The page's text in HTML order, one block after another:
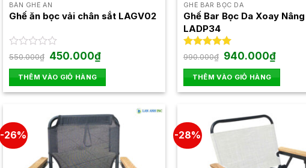
BÀN GHẾ ĂN
Ghế ăn bọc vải chân sắt LAGV02
Được
hạng
0
5
550.000₫ Giá
gốc
là:
550.000₫.
450.000₫Giá
hiện
tại
là:
450.000₫.
THÊM VÀO GIỎ HÀNG
GHẾ BAR BỌC DA
Ghế Bar Bọc Da Xoay Nâng
LADP34
Được xếp
5.00
5 sao
990.000₫ Giá
gốc
là:
990.000₫.
940.000₫Giá
hiện
tại
là:
THÊM VÀO GIỎ HÀNG
-26% -28%